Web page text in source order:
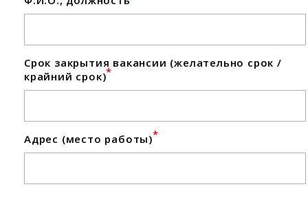
Срок закрытия вакансии (желательно срок /
крайний срок)*
Адрес (место работы)*